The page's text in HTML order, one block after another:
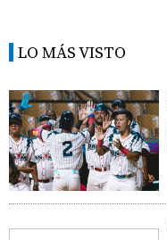
LO MÁS VISTO